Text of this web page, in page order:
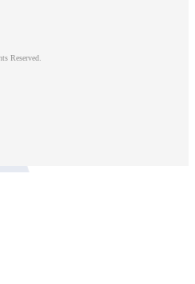
Reserved.